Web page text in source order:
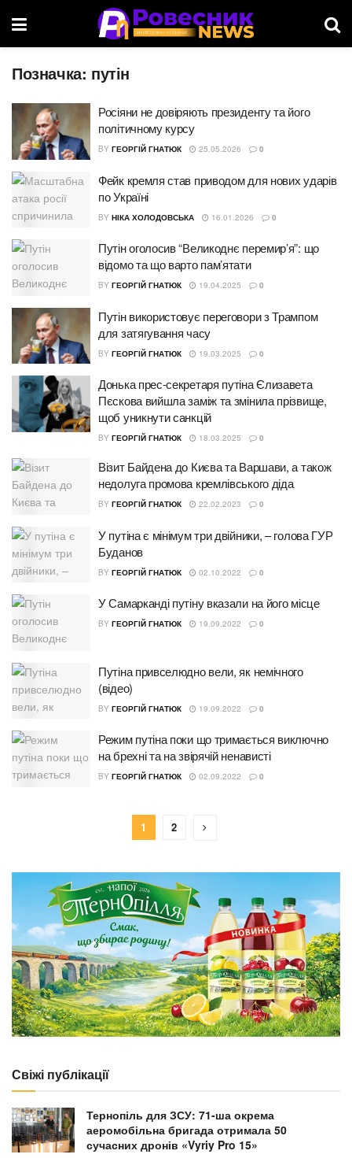
Позначка: путін
Росіяни не довіряють президенту та його
політичному курсу
BY ГЕОРГІЙ ГНАТЮК 25.05.2026 0
Фейк кремля став приводом для нових ударів
по Україні
BY НІКА ХОЛОДОВСЬКА 16.01.2026 0
Путін оголосив “Великоднє перемир’я”: що
відомо та що варто пам’ятати
BY ГЕОРГІЙ ГНАТЮК 19.04.2025 0
Путін використовує переговори з Трампом
для затягування часу
BY ГЕОРГІЙ ГНАТЮК 19.03.2025 0
Донька прес-секретаря путіна Єлизавета
Пєскова вийшла заміж та змінила прізвище,
щоб уникнути санкцій
BY ГЕОРГІЙ ГНАТЮК 18.03.2025 0
Візит Байдена до Києва та Варшави, а також
недолуга промова кремлівського діда
BY ГЕОРГІЙ ГНАТЮК 22.02.2023 0
У путіна є мінімум три двійники, – голова ГУР
Буданов
BY ГЕОРГІЙ ГНАТЮК 02.10.2022 0
У Самарканді путіну вказали на його місце
BY ГЕОРГІЙ ГНАТЮК 19.09.2022 0
Путіна привселюдно вели, як немічного
(відео)
BY ГЕОРГІЙ ГНАТЮК 19.09.2022 0
Режим путіна поки що тримається виключно
на брехні та на звірячій ненависті
BY ГЕОРГІЙ ГНАТЮК 02.09.2022 0
1 2
Свіжі публікації
Тернопіль для ЗСУ: 71-ша окрема
аеромобільна бригада отримала 50
сучасних дронів «Vyriy Pro 15»